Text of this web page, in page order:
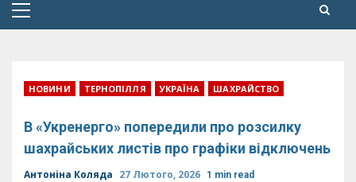
Primary
НОВИНИ ТЕРНОПІЛЛЯ УКРАЇНА ШАХРАЙСТВО
В «Укренерго» попередили про розсилку
шахрайських листів про графіки відключень
Антоніна Коляда 27 Лютого, 2026 1 min read